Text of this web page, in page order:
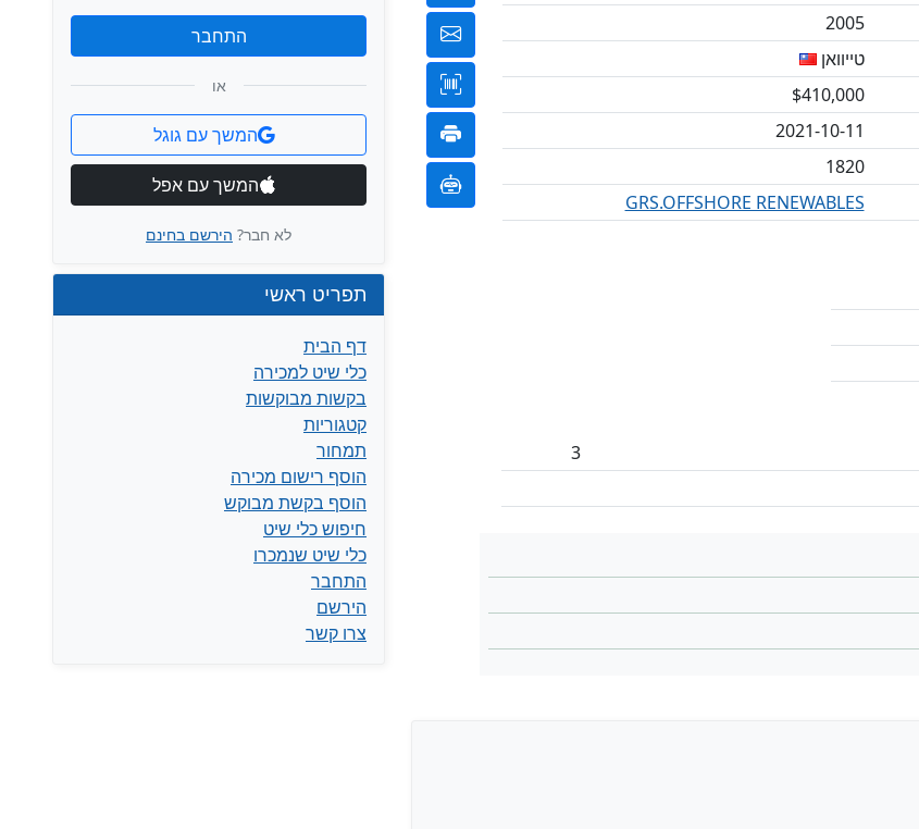
2005
טייוואן
$410,000
2021-10-11
1820
GRS.OFFSHORE RENEWABLES
3
התחבר
או
המשך עם גוגל
המשך עם אפל
לא חבר? הירשם בחינם
תפריט ראשי
דף הבית
כלי שיט למכירה
בקשות מבוקשות
קטגוריות
תמחור
הוסף רישום מכירה
הוסף בקשת מבוקש
חיפוש כלי שיט
כלי שיט שנמכרו
התחבר
הירשם
צרו קשר